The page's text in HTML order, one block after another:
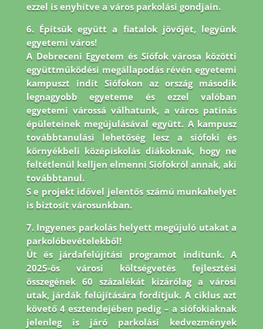
ezzel is enyhítve a város parkolási gondjain.
6. Építsük együtt a fiatalok jövőjét, legyünk
egyetemi város!
A Debreceni Egyetem és Siófok városa közötti
együttműködési megállapodás révén egyetemi
kampuszt indít Siófokon az ország második
legnagyobb egyeteme és ezzel valóban
egyetemi várossá válhatunk, a város patinás
épületeinek megújulásával együtt. A kampusz
továbbtanulási lehetőség lesz a siófoki és
környékbeli középiskolás diákoknak, hogy ne
feltétlenül kelljen elmenni Siófokról annak, aki
továbbtanul.
S e projekt idővel jelentős számú munkahelyet
is biztosít városunkban.
7. Ingyenes parkolás helyett megújuló utakat a
parkolóbevételekből!
Út és járdafelújítási programot indítunk. A
2025-ös városi költségvetés fejlesztési
összegének 60 százalékát kizárólag a városi
utak, járdák felújítására fordítjuk. A ciklus azt
követő 4 esztendejében pedig – a siófokiaknak
jelenleg is járó parkolási kedvezmények